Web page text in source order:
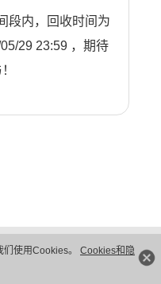
使用Cookies。 Cookies和隐
段内，回收时间为
29 23:59 ，期待
声明